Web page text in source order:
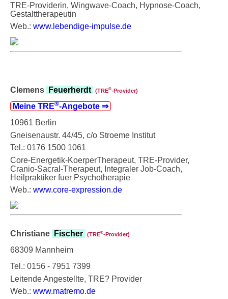
TRE-Providerin, Wingwave-Coach, Hypnose-Coach,
Gestalttherapeutin
Web.: www.lebendige-impulse.de
Clemens Feuerherdt (TRE®‑Provider)
Meine TRE®‑Angebote ⇒
10961 Berlin
Gneisenaustr. 44/45, c/o Stroeme Institut
Tel.: 0176 1500 1061
Core-Energetik-KoerperTherapeut, TRE-Provider,
Cranio-Sacral-Therapeut, Integraler Job-Coach,
Heilpraktiker fuer Psychotherapie
Web.: www.core-expression.de
Christiane Fischer (TRE®‑Provider)
68309 Mannheim
Tel.: 0156 - 7951 7399
Leitende Angestellte, TRE? Provider
Web.: www.matremo.de